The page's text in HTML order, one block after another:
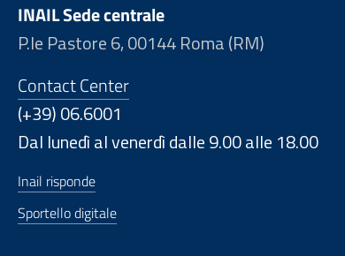
INAIL Sede centrale
P.le Pastore 6, 00144 Roma (RM)
Contact Center
(+39) 06.6001
Dal lunedì al venerdì dalle 9.00 alle 18.00
Inail risponde
Sportello digitale